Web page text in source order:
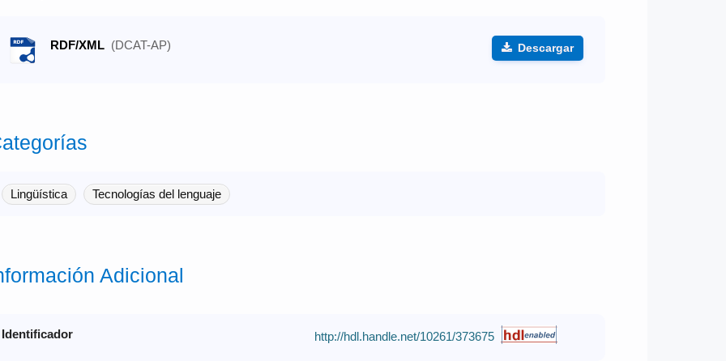
RDF/XML (DCAT-AP) Descargar
Lingüística Tecnologías del lenguaje
Adicional
Identificador http://hdl.handle.net/10261/373675